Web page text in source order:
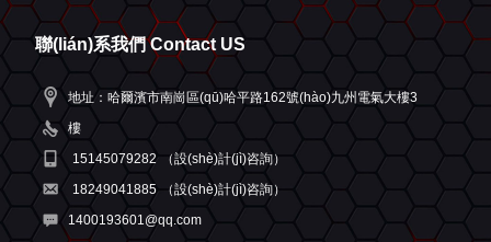
聯(lián)系我們 Contact US
地址：哈爾濱市南崗區(qū)哈平路162號(hào)九州電氣大樓3
樓
15145079282
（設(shè)計(jì)咨詢）
18249041885
（設(shè)計(jì)咨詢）
1400193601@qq.com